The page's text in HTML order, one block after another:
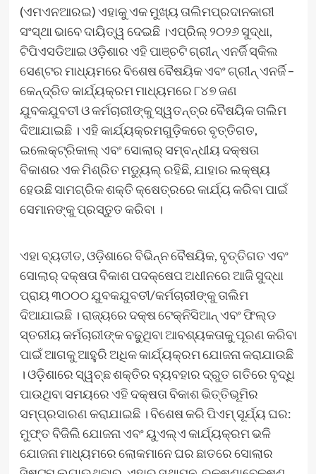
(ଏମଏନଆରଇ) ଏହାକୁ ଏକ ମୁଖ୍ୟ ତାଲିମପ୍ରଦାନକାରୀ
ସଂସ୍ଥା ଭାବେ ଦାୟିତ୍ୱ ଦେଇଛି ।ଏପ୍ରିଲ୍ ୨୦୨୬ ସୁଦ୍ଧା,
ଟିପିଏସଡିଆଇ ଓଡ଼ିଶାର ଏହି ପାଞ୍ଚଟି ଗ୍ରୀନ୍ ଏନର୍ଜି ସ୍କିଲ
ସେଣ୍ଟର ମାଧ୍ୟମରେ ବିଶେଷ ବୈଷୟିକ ଏବଂ ଗ୍ରୀନ୍ ଏନର୍ଜି –
କେନ୍ଦ୍ରିତ କାର୍ଯ୍ୟକ୍ରମ ମାଧ୍ୟମରେ ୮୪୭ ଜଣ
ଯୁବକଯୁବତୀ ଓ କର୍ମଚାରୀଙ୍କୁ ସ୍ୱତନ୍ତ୍ର ବୈଷୟିକ ତାଲିମ
ଦିଆଯାଇଛି । ଏହି କାର୍ଯ୍ୟକ୍ରମଗୁଡ଼ିକରେ ବୃତ୍ତିଗତ,
ଇଲେକ୍ଟ୍ରିକାଲ୍ ଏବଂ ସୋଲାର୍ ସମ୍ବନ୍ଧୀୟ ଦକ୍ଷତା
ବିକାଶର ଏକ ମିଶ୍ରିତ ମଡ୍ୟୁଲ୍ ରହିଛି, ଯାହାର ଲକ୍ଷ୍ୟ
ହେଉଛି ସାମଗ୍ରିକ ଶକ୍ତି କ୍ଷେତ୍ରରେ କାର୍ଯ୍ୟ କରିବା ପାଇଁ
ସେମାନଙ୍କୁ ପ୍ରସ୍ତୁତ କରିବା ।
ଏହା ବ୍ୟତୀତ, ଓଡ଼ିଶାରେ ବିଭିନ୍ନ ବୈଷୟିକ, ବୃତ୍ତିଗତ ଏବଂ
ସୋଲାର୍ ଦକ୍ଷତା ବିକାଶ ପଦକ୍ଷେପ ଅଧୀନରେ ଆଜି ସୁଦ୍ଧା
ପ୍ରାୟ ୩୦୦୦ ଯୁବକଯୁବତୀ/କର୍ମଚାରୀଙ୍କୁ ତାଲିମ
ଦିଆଯାଇଛି । ରାଜ୍ୟରେ ଦକ୍ଷ ଟେକ୍ନିସିଆନ୍ ଏବଂ ଫିଲ୍ଡ
ସ୍ତରୀୟ କର୍ମଚାରୀଙ୍କ ବଢୁଥିବା ଆବଶ୍ୟକତାକୁ ପୂରଣ କରିବା
ପାଇଁ ଆଗକୁ ଆହୁରି ଅଧିକ କାର୍ଯ୍ୟକ୍ରମ ଯୋଜନା କରାଯାଉଛି
। ଓଡ଼ିଶାରେ ସ୍ୱଚ୍ଛ ଶକ୍ତିର ବ୍ୟବହାର ଦ୍ରୁତ ଗତିରେ ବୃଦ୍ଧି
ପାଉଥିବା ସମୟରେ ଏହି ଦକ୍ଷତା ବିକାଶ ଭିତ୍ତିଭୂମିର
ସମ୍ପ୍ରସାରଣ କରାଯାଇଛି । ବିଶେଷ କରି ପିଏମ୍ ସୂର୍ଯ୍ୟ ଘର:
ମୁଫ୍‌ତ ବିଜିଲି ଯୋଜନା ଏବଂ ୟୁଏଲ୍‌ଏ କାର୍ଯ୍ୟକ୍ରମ ଭଳି
ଯୋଜନା ମାଧ୍ୟମରେ ଲୋକମାନେ ଘର ଛାତରେ ସୋଲାର